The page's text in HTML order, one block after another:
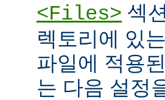
<Files> 섹
렉토리에 있
파일에 적용
는 다음 설정